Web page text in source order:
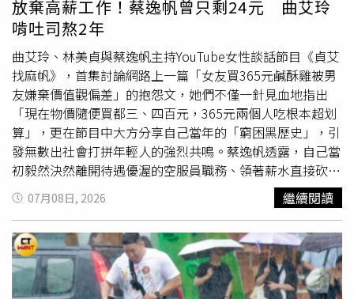
理條例》第8條第1項：「公寓大廈周圍上下、外牆面、樓頂
平臺及不屬專有部分之防空避難設備，其變更構造、顏色、
設置廣告物、鐵鋁窗或其他類似之行為，除應依法令規定辦
理外，該公寓大廈規約另有規定或區分所有權人會議已有決
議，經向直轄市、縣（市）主管機關完成報備有案者，應受
該規約或區分所有權人會議決議之限制。」強調王姓屋主未
經社區同意自行加裝金屬框架、網狀設施、繩索等防墜設
施，已侵害其他區分所有權人的權利。北院到場履勘，網狀
設施裝置及繩索直接安裝在陽台及頂樓 平台，金屬框架搭載
網狀設施從上方固定垂下掛在外牆並覆蓋陽台，沒有任何美
化或以藝術的方式呈現，直接影響大樓整體外觀；法官指
出，王姓屋主應向管委會或在區權人會議上解釋有防墜網的
安裝需求，找到兼顧大樓美觀與住家安全的方法，而非未經
允許私自裝設變更外牆的設施，這如同在牆面上裝鐵窗、加
掛廣告，沒遵守與全體住戶共同維護社區外觀的義務，會影
放棄高薪工作！蔡逸帆曾只剩24元 曲艾玲
啃吐司熬2年
曲艾玲、林美貞與蔡逸帆主持YouTube女性談話節目《貞艾
找麻帆》，首集討論網路上一篇「女友買365元鹹酥雞被男
友嫌棄價值觀偏差」的抱怨文，她們不僅一針見血地指出
「現在物價隨便買都三、四百元，365元兩個人吃根本超划
算」，更在節目中大方分享自己當年的「窮困黑歷史」，引
發無數出社會打拼年輕人的強烈共鳴。蔡逸帆透露，自己當
初毅然決然離開待遇優渥的空服員職務、領著薪水直接砍半
的3萬5千元起薪轉戰新聞界時，因為一時間改不掉花錢大手
大腳的習慣，竟然在發薪日前一天落得戶頭空空。她回憶
道，當時頂著寒風在ATM前苦苦等待薪水入帳，肚子餓到受
不了，全身上下翻遍只剩24元，最後只能無奈走進鍋貼店，
向老闆點了尷尬的「三個鍋貼」勉強果腹。林美貞當年初來
乍到台灣工作，因為工作證問題，有半年無法工作，又怕家
07月08日, 2026 繼續閱讀